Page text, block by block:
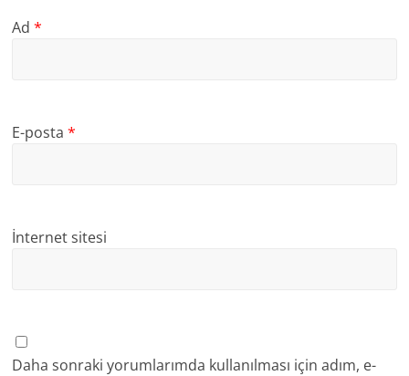
Ad*
E-posta*
İnternet sitesi
Daha sonraki yorumlarımda kullanılması için adım, e-